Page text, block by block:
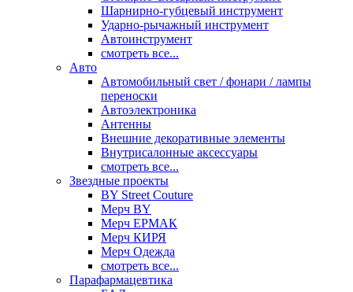
Шарнирно-губцевый инструмент
Ударно-рычажный инструмент
Автоинструмент
смотреть все...
Авто
Автомобильный свет / фонари / лампы
переноски
Автоэлектроника
Антенны
Внешние декоративные элементы
Внутрисалонные аксессуары
смотреть все...
Звездные проекты
BY Street Couture
Мерч BY
Мерч ЕРМАК
Мерч КИРЯ
Мерч Одежда
смотреть все...
Парафармацевтика